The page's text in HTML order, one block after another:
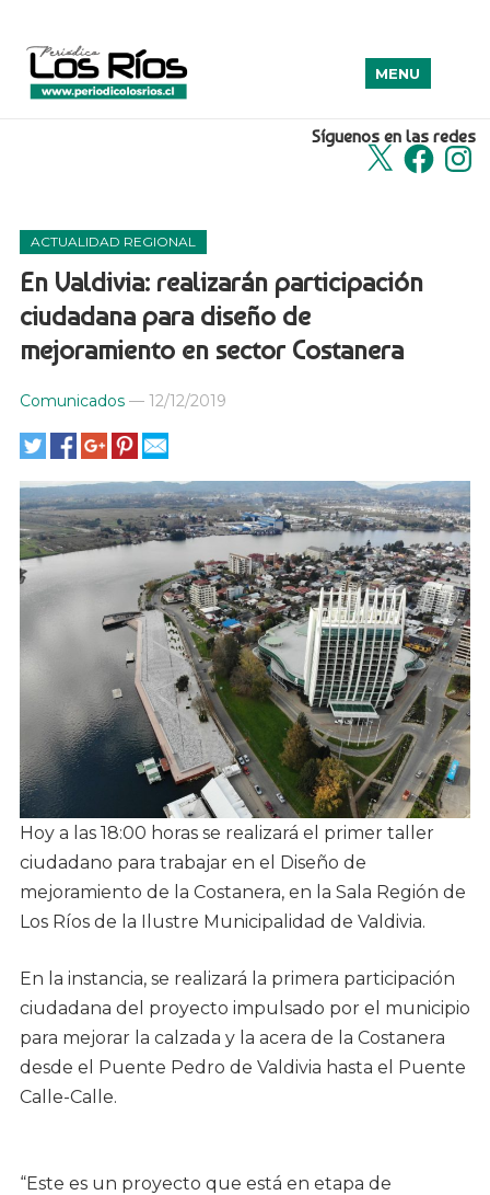
Síguenos en las redes
X Facebook
MENU
ACTUALIDAD REGIONAL
En Valdivia: realizarán participación
ciudadana para diseño de
mejoramiento en sector Costanera
Comunicados— 12/12/2019
Hoy a las 18:00 horas se realizará el primer taller
ciudadano para trabajar en el Diseño de
mejoramiento de la Costanera, en la Sala Región de
Los Ríos de la Ilustre Municipalidad de Valdivia.
En la instancia, se realizará la primera participación
ciudadana del proyecto impulsado por el municipio
para mejorar la calzada y la acera de la Costanera
desde el Puente Pedro de Valdivia hasta el Puente
Calle-Calle.
“Este es un proyecto que está en etapa de